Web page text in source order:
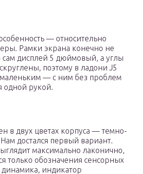
— относительно
Рамки экрана конечно не
дисплей 5 дюймовый, а углы
поэтому в ладони J5
— с ним без проблем
одной рукой.
в двух цветах корпуса — темно-
достался первый вариант.
максимально лаконично,
только обозначения сенсорных
индикатор